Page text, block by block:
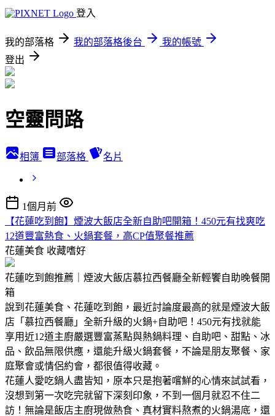
登入
我的部落格 我的部落格後台
我的帳號
登出
空靈問路
相簿 部落格 名片
1個月前
【花蓮吃到飽】煙波大飯店全新自助吧開箱！450元有找爽吃
12道豐富熱食、火鍋套餐，高CP值聚餐推薦
花蓮美食 收藏嗜好
花蓮吃到飽推薦｜煙波大飯店慕拉西餐廳全新輕饗自助晚餐開
箱
說到花蓮美食、花蓮吃到飽，最近討論度最高的就是煙波大飯
店「慕拉西餐廳」全新升級的火鍋+自助吧！450元有找就能
享用近12道主廚嚴選豐富蒸點與熱鍋料理、自助吧、甜點、冰
品、飲品無限供應，還能升級火鍋套餐，不論是朋友聚餐、家
庭聚會或情侶約會，都很值得收藏。
花蓮人愛吃鍋人盡皆知，原本只是抱著嚐鮮的心情來試試看，
沒想到第一次吃完就留下深刻印象，不到一個月就忍不住二
訪！無論是飯店主廚現做熱食、真材實料熬煮的火鍋湯底，還